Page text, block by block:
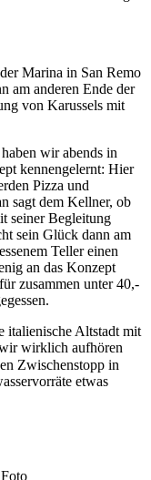
Marina in San Remo
am anderen Ende der
von Karussels mit
wir abends in
kennengelernt: Hier
Pizza und
sagt dem Kellner, ob
seiner Begleitung
sein Glück dann am
Teller einen
an das Konzept
zusammen unter 40,-
italienische Altstadt mit
wirklich aufhören
Zwischenstopp in
etwas